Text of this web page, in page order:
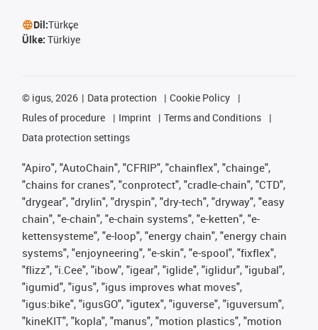
Dil:Türkçe
Ülke: Türkiye
© igus, 2026 Data protection
Cookie Policy
Rules of procedure
Imprint
Terms and Conditions
Data protection settings
"Apiro", "AutoChain", "CFRIP", "chainflex", "chainge",
"chains for cranes", "conprotect", "cradle-chain", "CTD",
"drygear", "drylin", "dryspin", "dry-tech", "dryway", "easy
chain", "e-chain", "e-chain systems", "e-ketten", "e-
kettensysteme", "e-loop", "energy chain", "energy chain
systems", "enjoyneering", "e-skin", "e-spool", "fixflex",
"flizz", "i.Cee", "ibow", "igear", "iglide", "iglidur", "igubal",
"igumid", "igus", "igus improves what moves",
"igus:bike", "igusGO", "igutex", "iguverse", "iguversum",
"kineKIT", "kopla", "manus", "motion plastics", "motion